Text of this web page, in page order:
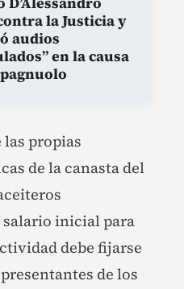
la Justicia y
audios
en la causa
las propias
de la canasta del
inicial para
debe fijarse
de los